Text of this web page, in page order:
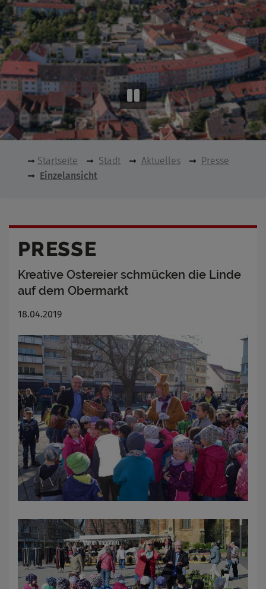
Startseite Stadt Aktuelles
Presse
Einzelansicht
PRESSE
Kreative Ostereier schmücken die Linde
auf dem Obermarkt
18.04.2019